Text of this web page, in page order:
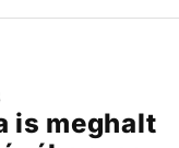
is meghalt